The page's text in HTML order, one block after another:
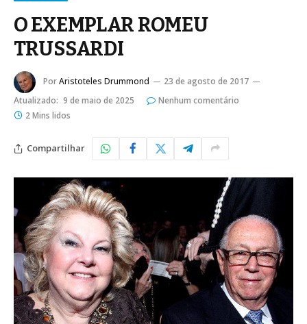
O EXEMPLAR ROMEU
TRUSSARDI
PorAristoteles Drummond
23 de agosto de 2017
Atualizado: 9 de maio de 2025
Nenhum comentário
2 Mins lidos
Compartilhar